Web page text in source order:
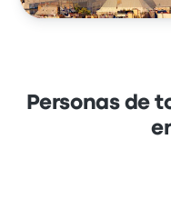
Personas de